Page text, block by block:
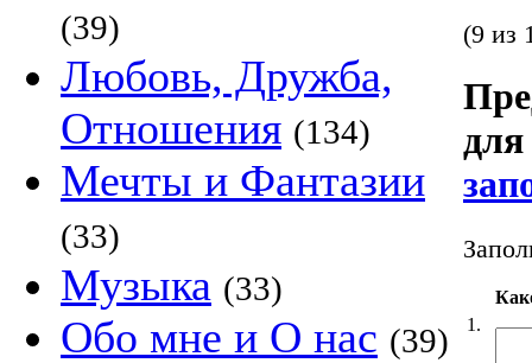
(39)
Любовь, Дружба,
Отношения (134)
Мечты и Фантазии
(33)
Музыка (33)
Обо мне и О нас (39)
(9 из
1.